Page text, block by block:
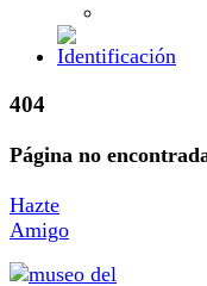
404
Página no
Hazte
Amigo